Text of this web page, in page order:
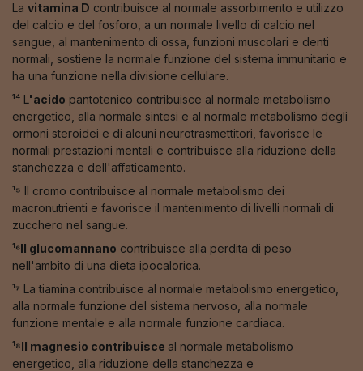
La vitamina D contribuisce al normale assorbimento e utilizzo
del calcio e del fosforo, a un normale livello di calcio nel
sangue, al mantenimento di ossa, funzioni muscolari e denti
normali, sostiene la normale funzione del sistema immunitario e
ha una funzione nella divisione cellulare.
¹⁴ L 'acido pantotenico contribuisce al normale metabolismo
energetico, alla normale sintesi e al normale metabolismo degli
ormoni steroidei e di alcuni neurotrasmettitori, favorisce le
normali prestazioni mentali e contribuisce alla riduzione della
stanchezza e dell'affaticamento.
¹⁵ Il cromo contribuisce al normale metabolismo dei
macronutrienti e favorisce il mantenimento di livelli normali di
zucchero nel sangue.
¹⁶Il glucomannano contribuisce alla perdita di peso
nell'ambito di una dieta ipocalorica.
¹⁷ La tiamina contribuisce al normale metabolismo energetico,
alla normale funzione del sistema nervoso, alla normale
funzione mentale e alla normale funzione cardiaca.
¹⁸Il magnesio contribuisce al normale metabolismo
energetico, alla riduzione della stanchezza e